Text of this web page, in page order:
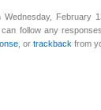
February
can follow any
, or trackback from